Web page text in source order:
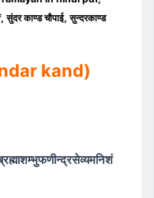
काण्ड चौपाई, सुन्दरकाण्ड
kand)